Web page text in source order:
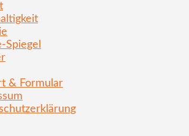
Spiegel
& Formular